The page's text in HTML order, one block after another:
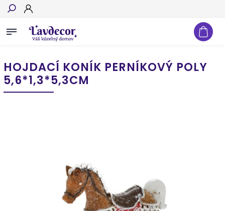
Hľadať
HOJDACÍ KONÍK PERNÍKOVÝ POLY
5,6*1,3*5,3CM